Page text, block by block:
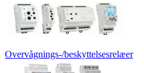
Overvågnings-/beskyttelsesrelæer